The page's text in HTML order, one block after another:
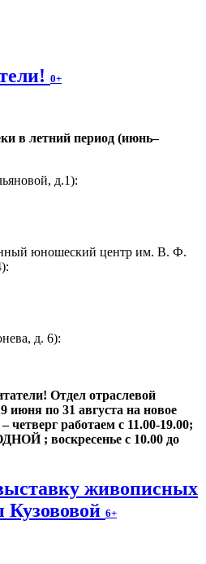
0+
в летний период (июнь–
д.1):
юношеский центр им. В. Ф.
д. 6):
Отдел отраслевой
июня по 31 августа на новое
четверг работаем с 11.00-19.00;
; воскресенье с 10.00 до
живописных
Кузововой 6+